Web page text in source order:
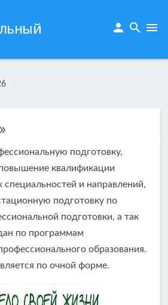
person search menu
подготовку,
квалификации
специальностей и направлений,
подготовку по
подготовки, а так
по программам
образования.
по очной форме.